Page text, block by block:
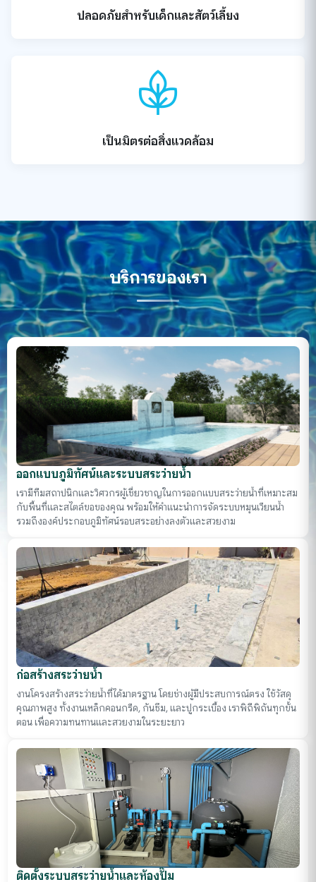
ปลอดภัยสำหรับเด็กและสัตว์เลี้ยง
เป็นมิตรต่อสิ่งแวดล้อม
บริการของเรา
ออกแบบภูมิทัศน์และระบบสระว่ายน้ำ
เรามีทีมสถาปนิกและวิศวกรผู้เชี่ยวชาญในการออกแบบสระว่ายน้ำที่เหมาะสม
กับพื้นที่และสไตล์ขอของคุณ พร้อมให้คำแนะนำการจัดระบบหมุนเวียนน้ำ
รวมถึงองค์ประกอบภูมิทัศน์รอบสระอย่างลงตัวและสวยงาม
ก่อสร้างสระว่ายน้ำ
งานโครงสร้างสระว่ายน้ำที่ได้มาตรฐาน โดยช่างผู้มีประสบการณ์ตรง ใช้วัสดุ
คุณภาพสูง ทั้งงานเหล็กคอนกรีด, กันซึม, และปูกระเบื้อง เราพิถีพิถันทุกขั้น
ตอน เพื่อความทนทานและสวยงามในระยะยาว
ติดตั้งระบบสระว่ายน้ำและห้องปั๊ม